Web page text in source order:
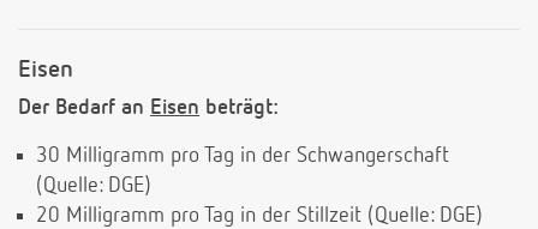
Eisen
Der Bedarf an Eisen beträgt:
30 Milligramm pro Tag in der Schwangerschaft
(Quelle: DGE)
20 Milligramm pro Tag in der Stillzeit (Quelle: DGE)